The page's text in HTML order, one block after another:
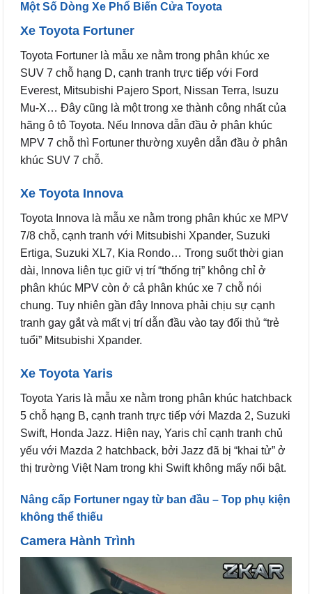
Một Số Dòng Xe Phổ Biến Cửa Toyota
Xe Toyota Fortuner
Toyota Fortuner là mẫu xe nằm trong phân khúc xe
SUV 7 chỗ hạng D, cạnh tranh trực tiếp với Ford
Everest, Mitsubishi Pajero Sport, Nissan Terra, Isuzu
Mu-X… Đây cũng là một trong xe thành công nhất của
hãng ô tô Toyota. Nếu Innova dẫn đầu ở phân khúc
MPV 7 chỗ thì Fortuner thường xuyên dẫn đầu ở phân
khúc SUV 7 chỗ.
Xe Toyota Innova
Toyota Innova là mẫu xe nằm trong phân khúc xe MPV
7/8 chỗ, cạnh tranh với Mitsubishi Xpander, Suzuki
Ertiga, Suzuki XL7, Kia Rondo… Trong suốt thời gian
dài, Innova liên tục giữ vị trí “thống trị” không chỉ ở
phân khúc MPV còn ở cả phân khúc xe 7 chỗ nói
chung. Tuy nhiên gần đây Innova phải chịu sự cạnh
tranh gay gắt và mất vị trí dẫn đầu vào tay đối thủ “trẻ
tuổi” Mitsubishi Xpander.
Xe Toyota Yaris
Toyota Yaris là mẫu xe nằm trong phân khúc hatchback
5 chỗ hạng B, cạnh tranh trực tiếp với Mazda 2, Suzuki
Swift, Honda Jazz. Hiện nay, Yaris chỉ cạnh tranh chủ
yếu với Mazda 2 hatchback, bởi Jazz đã bị “khai tử” ở
thị trường Việt Nam trong khi Swift không mấy nổi bật.
Nâng cấp Fortuner ngay từ ban đầu – Top phụ kiện
không thể thiếu
Camera Hành Trình